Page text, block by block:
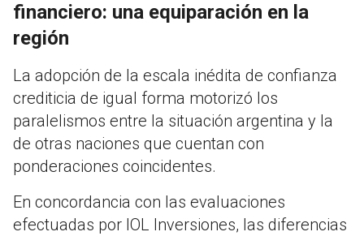
financiero: una equiparación en la
región
La adopción de la escala inédita de confianza
crediticia de igual forma motorizó los
paralelismos entre la situación argentina y la
de otras naciones que cuentan con
ponderaciones coincidentes.
En concordancia con las evaluaciones
efectuadas por IOL Inversiones, las diferencias